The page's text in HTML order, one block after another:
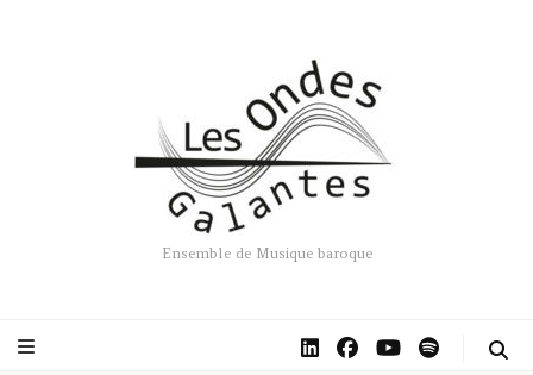
Ensemble de Musique baroque